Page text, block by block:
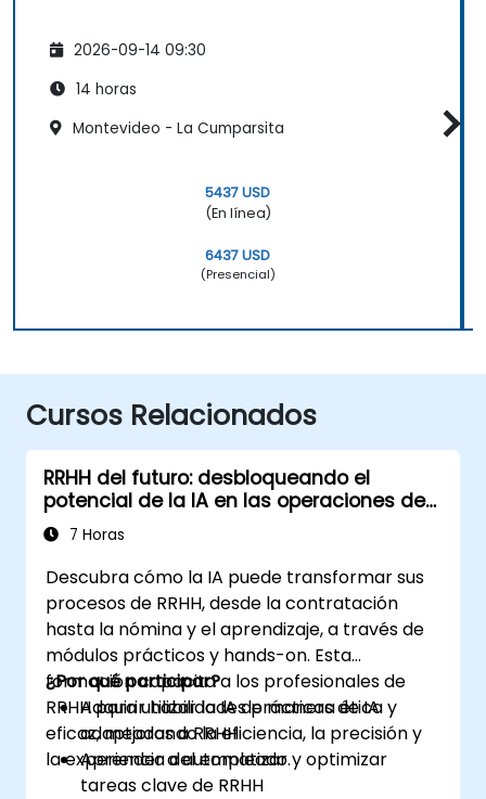
2026-09-14 09:30
14 horas
Montevideo - La Cumparsita
5437 USD
(En línea)
6437 USD
(Presencial)
Cursos Relacionados
RRHH del futuro: desbloqueando el
potencial de la IA en las operaciones de
personas
7 Horas
Descubra cómo la IA puede transformar sus
procesos de RRHH, desde la contratación
hasta la nómina y el aprendizaje, a través de
módulos prácticos y hands-on. Esta
formación capacita a los profesionales de
RRHH para utilizar la IA de manera ética y
eficaz, mejorando la eficiencia, la precisión y
la experiencia del empleado.
¿Por qué participar?
Adquirir habilidades prácticas de IA
adaptadas a RRHH
Aprender a automatizar y optimizar
tareas clave de RRHH